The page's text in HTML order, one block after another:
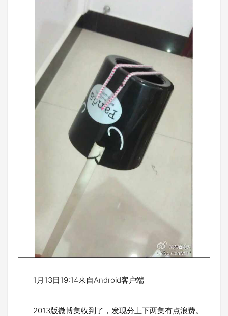
1月13日19:14来自Android客户端
2013版微博集收到了，发现分上下两集有点浪费。